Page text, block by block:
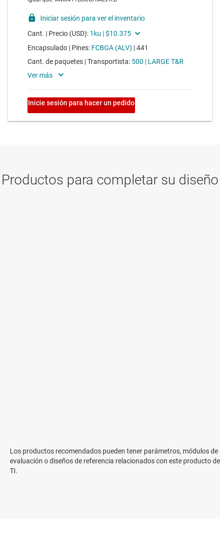
Los productos recomendados pueden tener parámetros, módulos de
evaluación o diseños de referencia relacionados con este producto de
TI.